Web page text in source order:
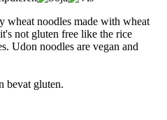
wheat noodles made with wheat
not gluten free like the rice
Udon noodles are vegan and
bevat gluten.